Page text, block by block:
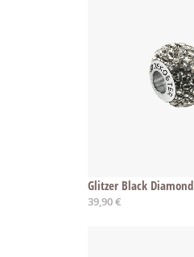
Glitzer Black Diamond
39,90 €